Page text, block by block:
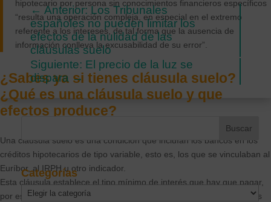
hipotecario por persona sin conocimientos financieros específicos
“resulta una operación compleja, en especial en el extremo
referente a los intereses, de tal forma que la ausencia de
información conlleva la excusabilidad de su error”.
¿Sabes ya si tienes cláusula suelo?
¿Qué es una cláusula suelo y que
efectos produce?
Una cláusula suelo es una condición que incluían los bancos en los
créditos hipotecarios de tipo variable, esto es, los que se vinculaban al
Euríbor, al IRPH u otro indicador.
Esta cláusula establece el tipo mínimo de interés que hay que pagar,
por eso, a pesar de que muchos hipotecados están pagando menos
←Anterior: Los Tribunales
españoles no pueden limitar los
efectos de la nulidad de las
cláusulas suelo
Siguiente: El precio de la luz se
dispara →
Categorías
Categorías